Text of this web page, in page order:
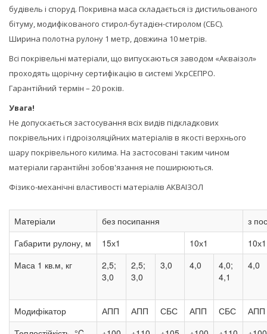
будівель і споруд. Покривна маса складається із дистильованого
бітуму, модифікованого стирол-бутадієн-стиролом (СБС).
Ширина полотна рулону 1 метр, довжина 10 метрів.
Всі покрівельні матеріали, що випускаються заводом «Акваізол»
проходять щорічну сертифікацію в системі УкрСЕПРО.
Гарантійний термін – 20 років.
Увага!
Не допускається застосування всіх видів підкладкових
покрівельних і гідроізоляційних матеріалів в якості верхнього
шару покрівельного килима. На застосовані таким чином
матеріали гарантійні зобов'язання не поширюються.
Фізико-механічні властивості матеріалів АКВАІЗОЛ
Матеріали без посипання
з
Габарити рулону, м
15х1 10х1
10х1
Маса 1 кв.м, кг
2,5;
3,0
2,5;
3,0
3,0 4,0
4,0;
4,1
4,0
Модифікатор АПП АПП СБС АПП СБС
АПП